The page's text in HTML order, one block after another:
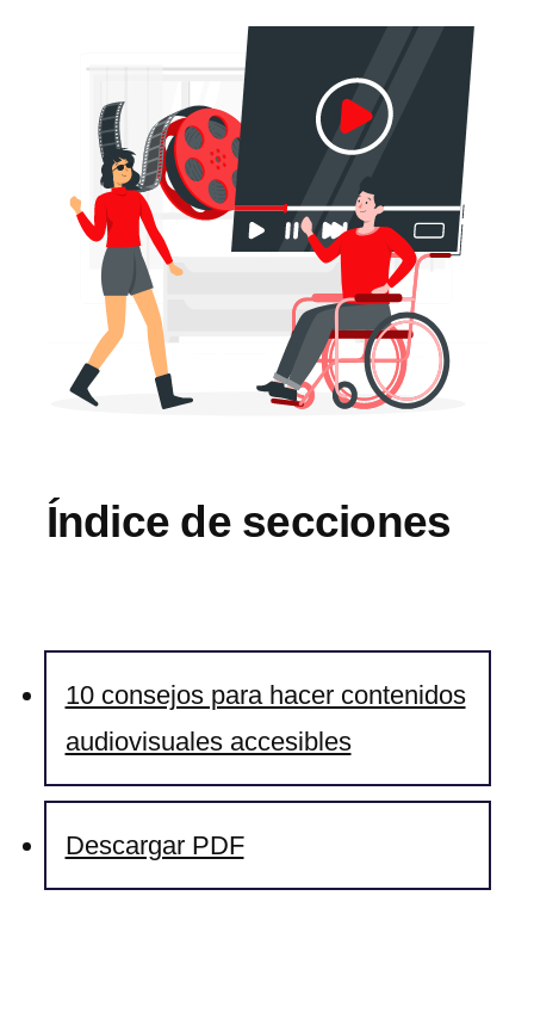
Índice de secciones
10 consejos para hacer contenidos
audiovisuales accesibles
Descargar PDF